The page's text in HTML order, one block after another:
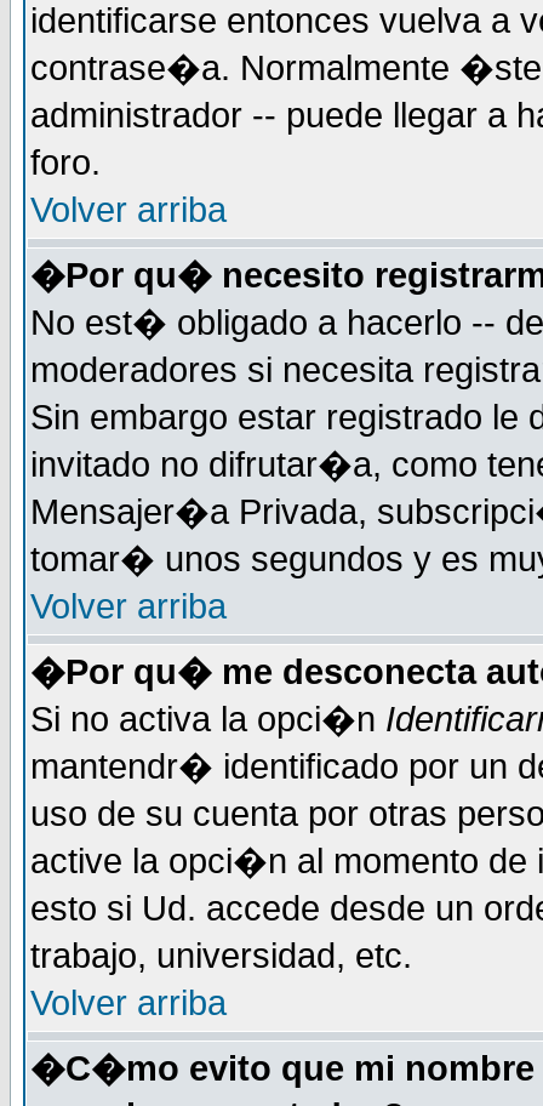
identificarse entonces vuelva a
contrase�a. Normalmente
administrador -- puede llegar a
foro.
Volver arriba
�Por qu� necesito
No est� obligado a hacerlo --
moderadores si necesita
Sin embargo estar registrado le
invitado no difrutar�a, como
Mensajer�a Privada,
tomar� unos segundos y es
Volver arriba
�Por qu� me desconecta
Si no activa la opci�n
mantendr� identificado por un
uso de su cuenta por otras
active la opci�n al momento de
esto si Ud. accede desde un
trabajo, universidad, etc.
Volver arriba
�C�mo evito que mi nombre